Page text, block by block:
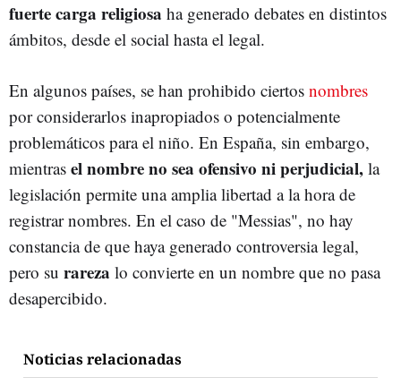
fuerte carga religiosa ha generado debates en distintos
ámbitos, desde el social hasta el legal.
En algunos países, se han prohibido ciertos nombres
por considerarlos inapropiados o potencialmente
problemáticos para el niño. En España, sin embargo,
mientras el nombre no sea ofensivo ni perjudicial, la
legislación permite una amplia libertad a la hora de
registrar nombres. En el caso de "Messias", no hay
constancia de que haya generado controversia legal,
pero su rareza lo convierte en un nombre que no pasa
desapercibido.
Noticias relacionadas